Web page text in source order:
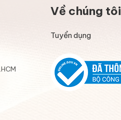
Về chúng tôi
Tuyển dụng